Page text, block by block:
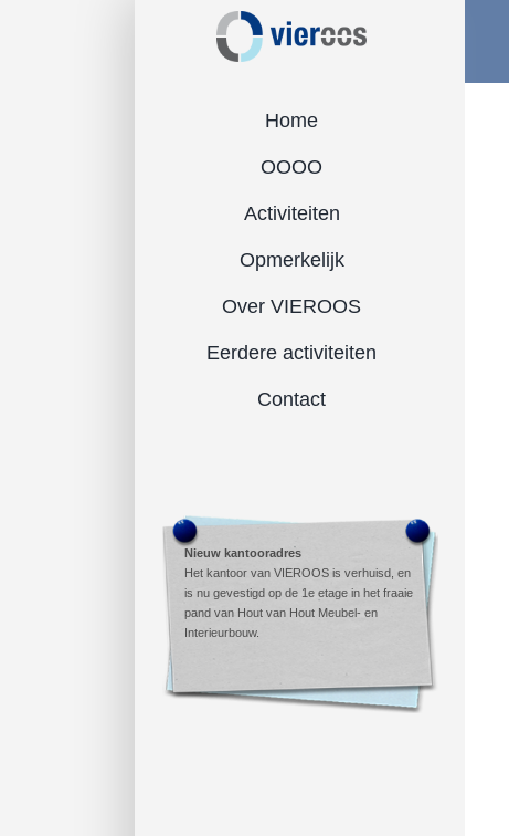
Home
OOOO
Activiteiten
Opmerkelijk
Over VIEROOS
Eerdere activiteiten
Contact
Nieuw kantooradres
Het kantoor van VIEROOS is verhuisd, en
is nu gevestigd op de 1e etage in het fraaie
pand van Hout van Hout Meubel- en
Interieurbouw.